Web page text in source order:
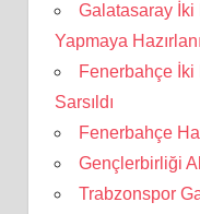
Galatasaray
Yapmaya
Fenerbahçe İki
Sarsıldı
Fenerbahçe
Gençlerbirliği
Trabzonspor